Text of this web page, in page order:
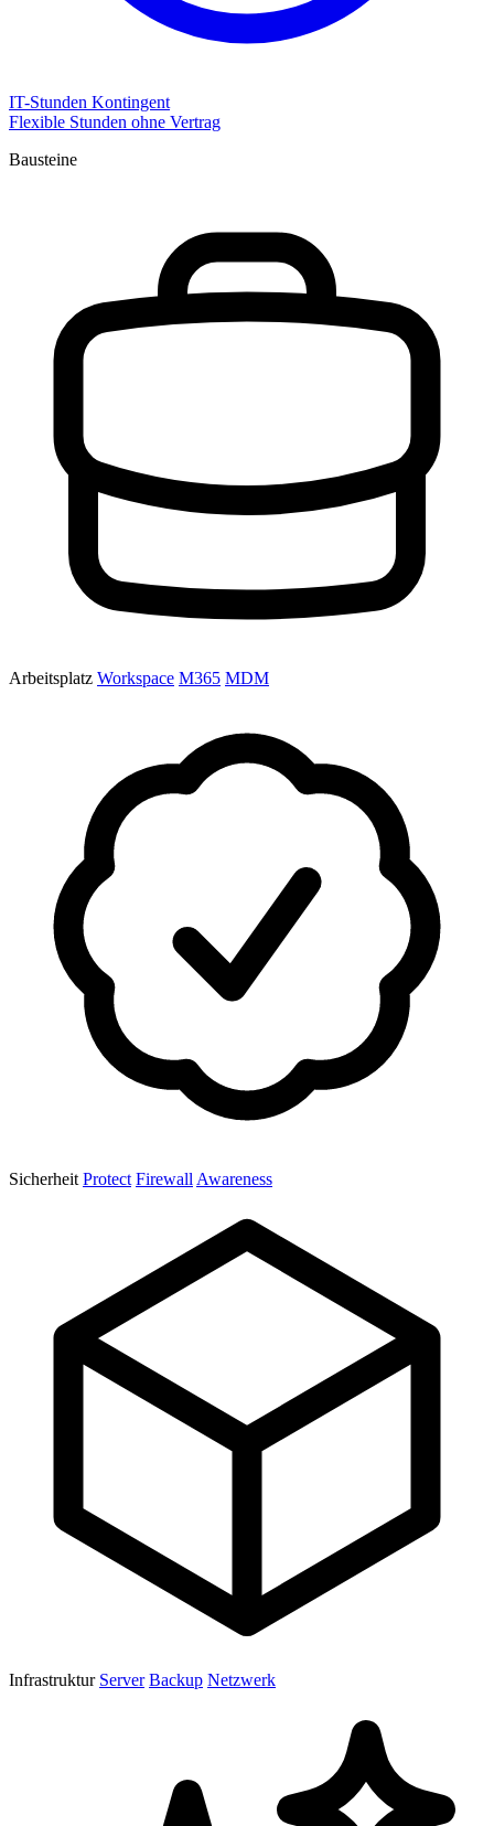
IT-Stunden Kontingent
Flexible Stunden ohne Vertrag
Bausteine
Arbeitsplatz Workspace M365 MDM
Sicherheit Protect Firewall Awareness
Infrastruktur Server Backup Netzwerk